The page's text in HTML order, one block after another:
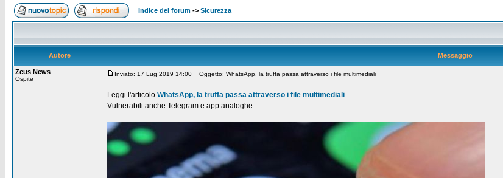
Indice del forum -> Sicurezza
Autore Messaggio
Zeus News
Ospite
Inviato: 17 Lug 2019 14:00 Oggetto: WhatsApp, la truffa passa attraverso i file multimediali
Leggi l'articolo WhatsApp, la truffa passa attraverso i file multimediali
Vulnerabili anche Telegram e app analoghe.